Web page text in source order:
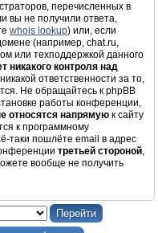
перечисленных в
вы не получили ответа,
whois lookup) или, если
(например, chat.ru,
или техподдержкой данного
никакого контроля над
ответственности за то,
Не обращайтесь к phpBB
работы конференции,
относятся напрямую к сайту
к программному
таки пошлёте email в адрес
третьей стороной,
вообще не получить